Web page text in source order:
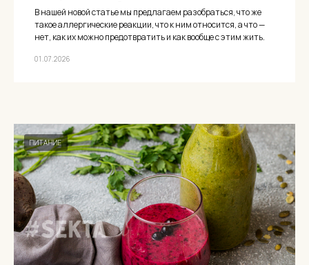
В нашей новой статье мы предлагаем разобраться, что же
такое аллергические реакции, что к ним относится, а что —
нет, как их можно предотвратить и как вообще с этим жить.
01.07.2026
ПИТАНИЕ